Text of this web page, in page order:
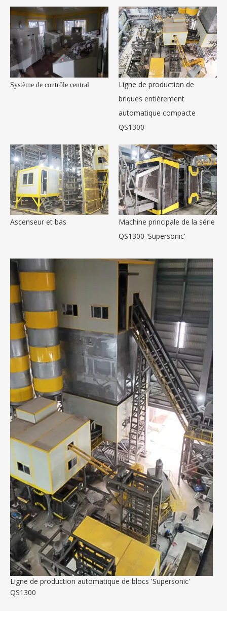
Système de contrôle central
Ligne de production de
briques entièrement
automatique compacte
QS1300
Ascenseur et bas
Machine principale de la série
QS1300 'Supersonic'
Ligne de production automatique de blocs 'Supersonic'
QS1300